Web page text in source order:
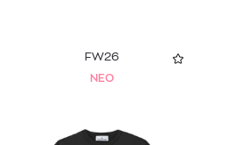
FW26
NEO